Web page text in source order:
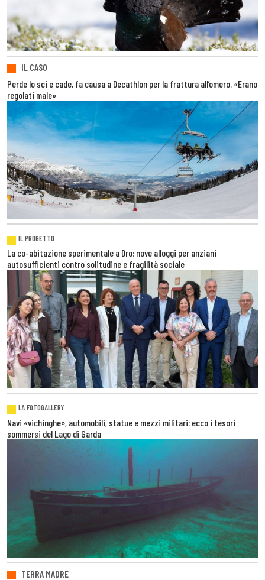
IL CASO
Perde lo sci e cade, fa causa a Decathlon per la frattura all’omero. «Erano
regolati male»
IL PROGETTO
La co-abitazione sperimentale a Dro: nove alloggi per anziani
autosufficienti contro solitudine e fragilità sociale
LA FOTOGALLERY
Navi «vichinghe», automobili, statue e mezzi militari: ecco i tesori
sommersi del Lago di Garda
TERRA MADRE